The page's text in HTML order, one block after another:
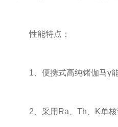
性能特点：
1、便携式高纯锗伽马γ能
2、采用Ra、Th、K单核